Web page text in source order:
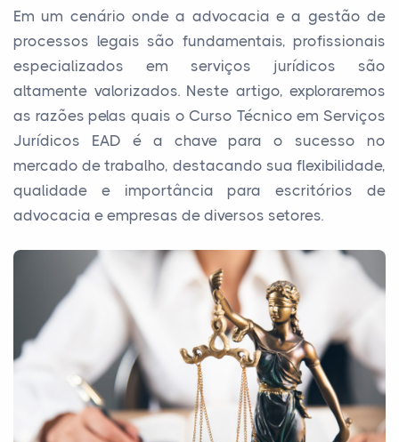
Em um cenário onde a advocacia e a gestão de
processos legais são fundamentais, profissionais
especializados em serviços jurídicos são
altamente valorizados. Neste artigo, exploraremos
as razões pelas quais o Curso Técnico em Serviços
Jurídicos EAD é a chave para o sucesso no
mercado de trabalho, destacando sua flexibilidade,
qualidade e importância para escritórios de
advocacia e empresas de diversos setores.